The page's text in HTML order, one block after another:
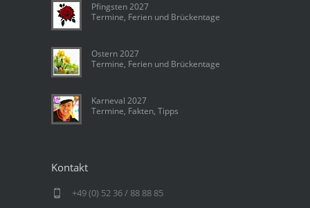
Pfingsten 2027
Termine, Ferien und Brückentage
Ostern 2027
Termine, Ferien und Brückentage
Karneval 2027
Termine, Fakten, Tipps
Kontakt
+49 (0) 52 36 / 88 88 85